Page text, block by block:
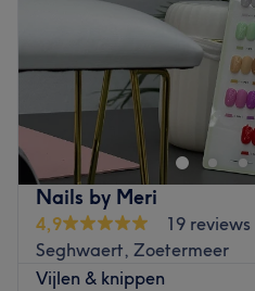
Nails by Meri
4,9
19 reviews
Seghwaert, Zoetermeer
Vijlen & knippen